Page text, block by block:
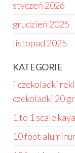
styczeń 2026
grudzień 2025
listopad 2025
KATEGORIE
['czekoladki
czekoladki 20
1 to 1 scale
10 foot